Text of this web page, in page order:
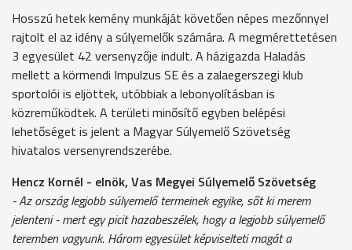
Hosszú hetek kemény munkáját követően népes mezőnnyel
rajtolt el az idény a súlyemelők számára. A megmérettetésen
3 egyesület 42 versenyzője indult. A házigazda Haladás
mellett a körmendi Impulzus SE és a zalaegerszegi klub
sportolói is eljöttek, utóbbiak a lebonyolításban is
közreműködtek. A területi minősítő egyben belépési
lehetőséget is jelent a Magyar Súlyemelő Szövetség
hivatalos versenyrendszerébe.
Hencz Kornél - elnök, Vas Megyei Súlyemelő Szövetség
- Az ország legjobb súlyemelő termeinek egyike, sőt ki merem
jelenteni - mert egy picit hazabeszélek, hogy a legjobb súlyemelő
teremben vagyunk. Három egyesület képviselteti magát a